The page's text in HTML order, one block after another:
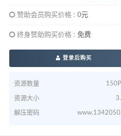
赞助会员购买价格 : 0元
终身赞助购买价格 : 免费
登录后购买
资源数量
资源大小
解压密码